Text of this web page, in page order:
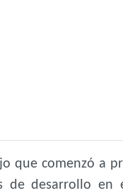
que comenzó a
de desarrollo en